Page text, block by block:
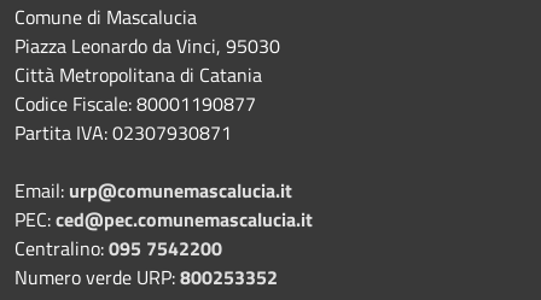
Comune di Mascalucia
Piazza Leonardo da Vinci, 95030
Città Metropolitana di Catania
Codice Fiscale: 80001190877
Partita IVA: 02307930871
Email: urp@comunemascalucia.it
PEC:ced@pec.comunemascalucia.it
Centralino:095 7542200
Numero verde URP:800253352